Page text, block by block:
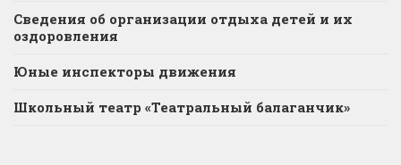
Сведения об организации отдыха детей и их
оздоровления
Юные инспекторы движения
Школьный театр «Театральный балаганчик»